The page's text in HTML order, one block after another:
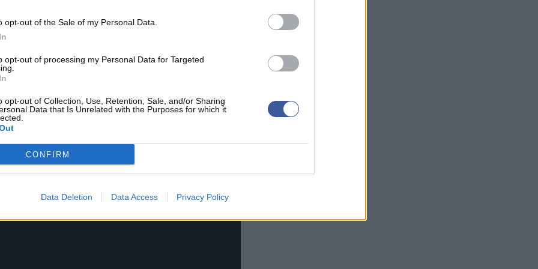
opt-out of the Sale of my Personal Data.
opt-out of processing my Personal Data for Targeted
opt-out of Collection, Use, Retention, Sale, and/or Sharing
Data that Is Unrelated with the Purposes for which it
CONFIRM
Data Deletion Data Access Privacy Policy
autour de son développement.
à la rotation backcourt.
minutes sera féroce, et que chaque joueur